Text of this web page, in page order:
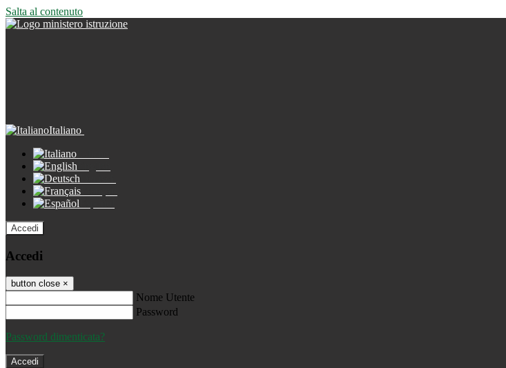
Salta al contenuto
Italiano
Accedi
Accedi
button close ×
Nome Utente
Password
Password dimenticata?